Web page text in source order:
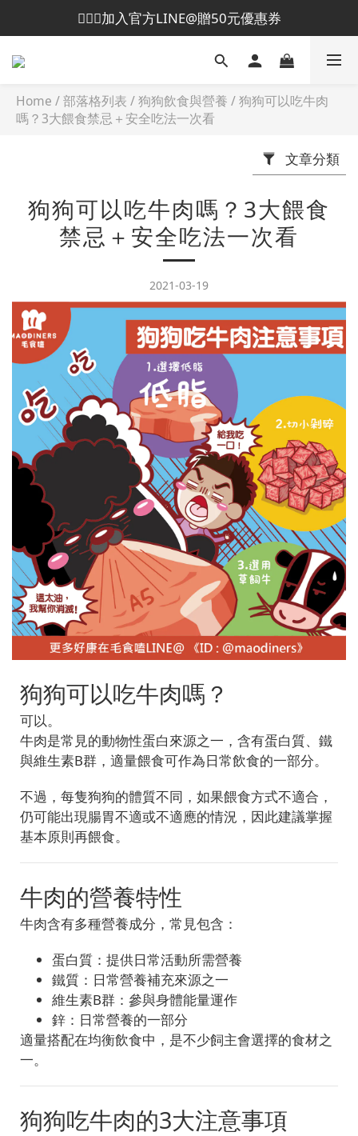
😎加入會員即贈50元購物金
💁🏻‍♀️加入官方LINE@贈50元優惠券
😎加入會員即贈50元購物金
Home /部落格列表 /狗狗飲食與營養 /狗狗可以吃牛肉
嗎？3大餵食禁忌＋安全吃法一次看
文章分類
狗狗可以吃牛肉嗎？3大餵食
禁忌＋安全吃法一次看
2021-03-19
狗狗可以吃牛肉嗎？
可以。
牛肉是常見的動物性蛋白來源之一，含有蛋白質、鐵
與維生素B群，適量餵食可作為日常飲食的一部分。
不過，每隻狗狗的體質不同，如果餵食方式不適合，
仍可能出現腸胃不適或不適應的情況，因此建議掌握
基本原則再餵食。
牛肉的營養特性
牛肉含有多種營養成分，常見包含：
蛋白質：提供日常活動所需營養
鐵質：日常營養補充來源之一
維生素B群：參與身體能量運作
鋅：日常營養的一部分
適量搭配在均衡飲食中，是不少飼主會選擇的食材之
一。
狗狗吃牛肉的3大注意事項